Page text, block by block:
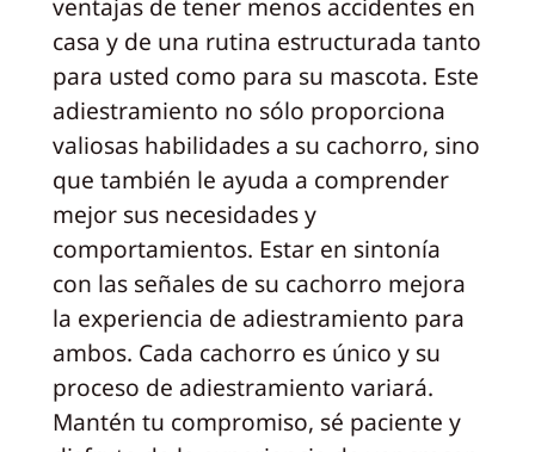
casa y de una rutina estructurada tanto
para usted como para su mascota. Este
adiestramiento no sólo proporciona
valiosas habilidades a su cachorro, sino
que también le ayuda a comprender
mejor sus necesidades y
comportamientos. Estar en sintonía
con las señales de su cachorro mejora
la experiencia de adiestramiento para
ambos. Cada cachorro es único y su
proceso de adiestramiento variará.
Mantén tu compromiso, sé paciente y